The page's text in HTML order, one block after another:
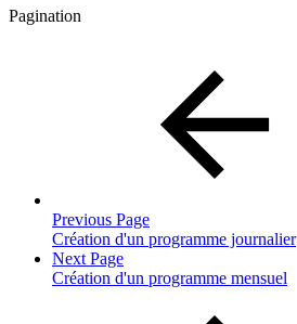
Pagination
Previous Page
Création d'un programme journalier
Next Page
Création d'un programme mensuel